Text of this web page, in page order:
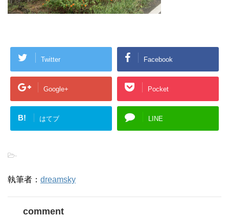
Twitter Facebook
Google+ Pocket
B! はてブ LINE
-
執筆者： dreamsky
comment